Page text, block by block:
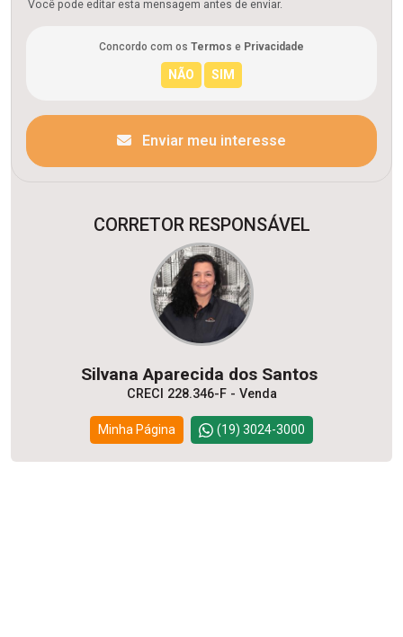
Você pode editar esta mensagem antes de enviar.
Concordo com os Termos e Privacidade
Enviar meu interesse
CORRETOR RESPONSÁVEL
Silvana Aparecida dos Santos
CRECI 228.346-F - Venda
Minha Página (19) 3024-3000